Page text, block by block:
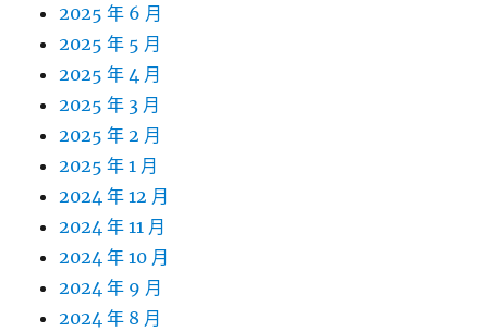
2025 年 6 月
2025 年 5 月
2025 年 4 月
2025 年 3 月
2025 年 2 月
2025 年 1 月
2024 年 12 月
2024 年 11 月
2024 年 10 月
2024 年 9 月
2024 年 8 月